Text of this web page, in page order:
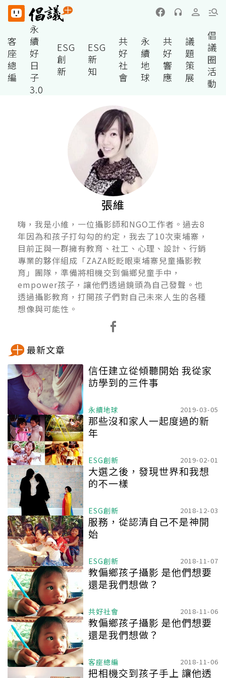
客
座
總
編
永
續
好
日
子
3.0
ESG
創
新
ESG
新
知
共
好
社
會
永
續
地
球
共
好
響
應
議
題
策
展
倡
議
圈
活
動
張維
嗨，我是小維，一位攝影師和NGO工作者。過去8
年因為和孩子打勾勾的約定，我去了10次柬埔寨，
目前正與一群擁有教育、社工、心理、設計、行銷
專業的夥伴組成「ZAZA眨眨眼柬埔寨兒童攝影教
育」團隊，準備將相機交到偏鄉兒童手中，
empower孩子，讓他們透過鏡頭為自己發聲。也
透過攝影教育，打開孩子們對自己未來人生的各種
想像與可能性。
最新文章
信任建立從傾聽開始 我從家
訪學到的三件事
永續地球 2019-03-05
那些沒和家人一起度過的新
年
ESG創新 2019-02-01
大選之後，發現世界和我想
的不一樣
ESG創新 2018-12-03
服務，從認清自己不是神開
始
ESG創新 2018-11-07
教偏鄉孩子攝影 是他們想要
還是我們想做？
共好社會 2018-11-06
教偏鄉孩子攝影 是他們想要
還是我們想做？
客座總編 2018-11-06
把相機交到孩子手上 讓他透